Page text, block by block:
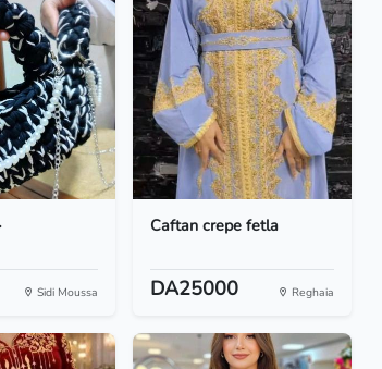
Sidi Moussa
Caftan crepe fetla
DA25000 Reghaia